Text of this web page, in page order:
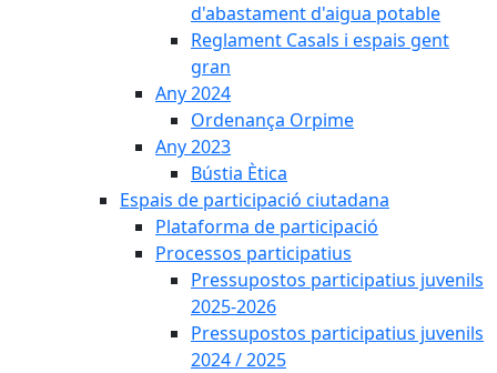
d'abastament d'aigua potable
Reglament Casals i espais gent
gran
Any 2024
Ordenança Orpime
Any 2023
Bústia Ètica
Espais de participació ciutadana
Plataforma de participació
Processos participatius
Pressupostos participatius juvenils
2025-2026
Pressupostos participatius juvenils
2024 / 2025